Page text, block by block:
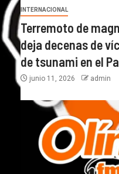
INTERNACIONAL
Terremoto de
deja decenas de
de tsunami en el
junio 11, 2026 admin